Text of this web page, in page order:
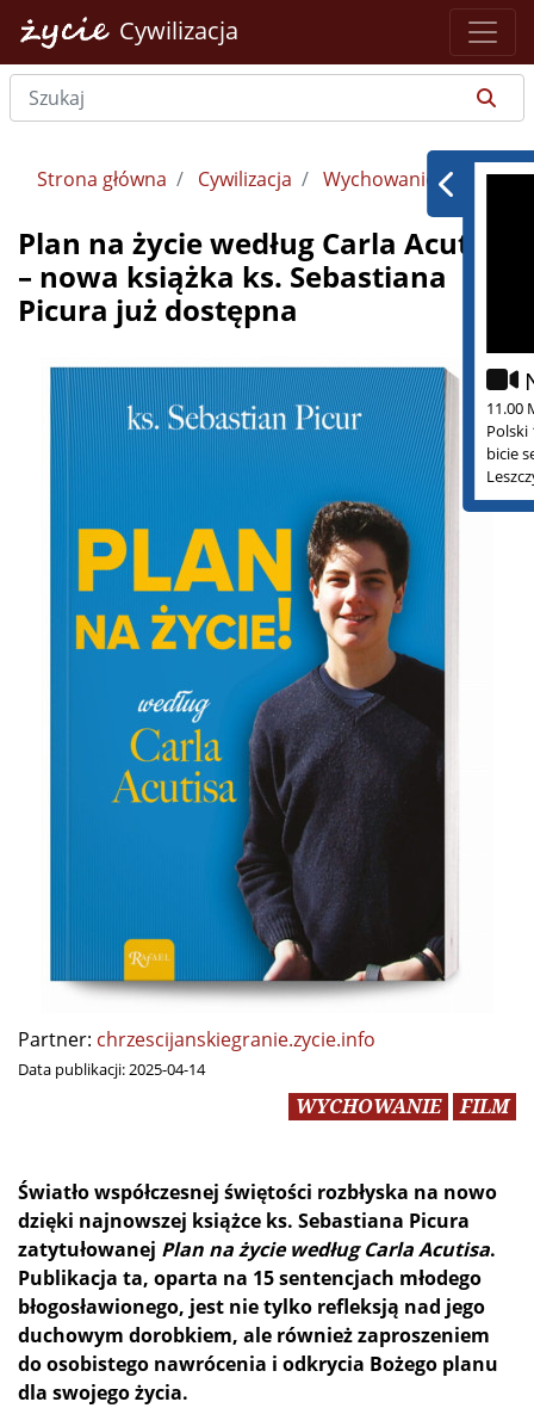
Cywilizacja
11.00
Polski
bicie
Strona główna Cywilizacja Wychowanie
Plan na życie według Carla Acutisa
– nowa książka ks. Sebastiana
Picura już dostępna
Partner: chrzescijanskiegranie.zycie.info
Data publikacji:2025-04-14
WYCHOWANIE FILM
Światło współczesnej świętości rozbłyska na nowo
dzięki najnowszej książce ks. Sebastiana Picura
zatytułowanej Plan na życie według Carla Acutisa.
Publikacja ta, oparta na 15 sentencjach młodego
błogosławionego, jest nie tylko refleksją nad jego
duchowym dorobkiem, ale również zaproszeniem
do osobistego nawrócenia i odkrycia Bożego planu
dla swojego życia.